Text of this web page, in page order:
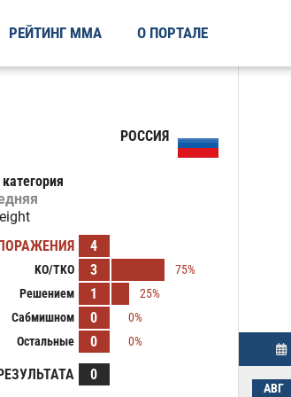
РЕЙТИНГ ММА О ПОРТАЛЕ
РОССИЯ
4
KO/TKO 3
75%
Решением
1
25%
Сабмишном
0
0%
Остальные
0 0%
0
АВГ